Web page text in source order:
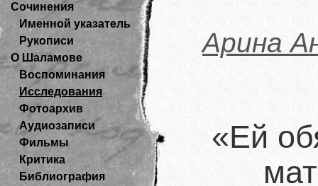
Сочинения
Именной указатель
Рукописи
О Шаламове
Воспоминания
Исследования
Фотоархив
Аудиозаписи
Фильмы
Критика
Библиография
Арина
«Ей